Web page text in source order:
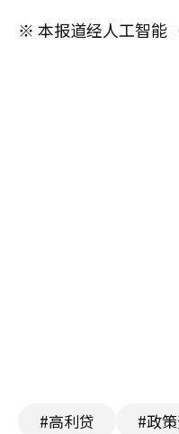
※ 本报道经人工智能
#高利贷
#政